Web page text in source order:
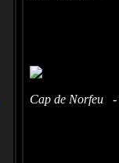
Cap de Norfeu